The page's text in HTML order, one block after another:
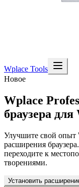
Wplace Tools
Новое
Wplace
браузера для
Улучшите свой
расширения
переходите к
творениями.
Установить